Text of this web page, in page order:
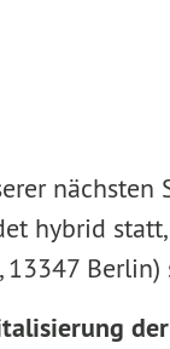
nächsten
hybrid
13347